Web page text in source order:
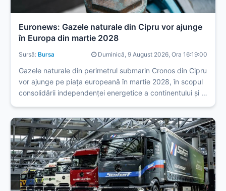
Euronews: Gazele naturale din Cipru vor ajunge
în Europa din martie 2028
Sursă: Bursa Duminică, 9 August 2026, Ora 16:19:00
Gazele naturale din perimetrul submarin Cronos din Cipru
vor ajunge pe piața europeană în martie 2028, în scopul
consolidării independenței energetice a continentului și al